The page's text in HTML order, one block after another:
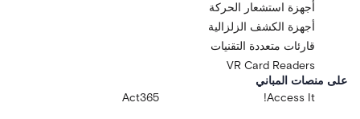
أجهزة استشعار الحركة
أجهزة الكشف الزلزالية
قارئات متعددة التقنيات
VR Card Readers
على منصات المباني
Access It!
Act365